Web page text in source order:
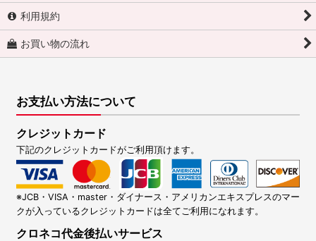
利用規約
お買い物の流れ
お支払い方法について
クレジットカード
下記のクレジットカードがご利用頂けます。
※JCB・VISA・master・ダイナース・アメリカンエキスプレスのマー
クが入っているクレジットカードは全てご利用になれます。
クロネコ代金後払いサービス